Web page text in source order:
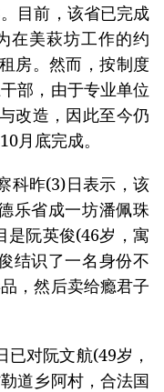
目前，该省已完成
在美萩坊工作的约
房。然而，按制度
部，由于专业单位
改造，因此至今仍
月底完成。
科昨(3)日表示，该
乐省成一坊潘佩珠
是阮英俊(46岁，寓
结识了一名身份不
，然后卖给瘾君子
对阮文航(49岁，
道乡阿村，合法国